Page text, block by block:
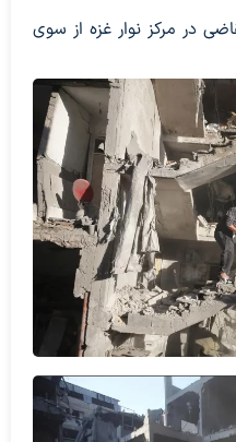
در مرکز نوار غزه از سوی